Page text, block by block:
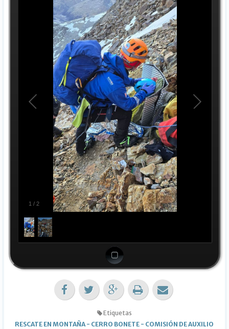
1 /2
Etiquetas
RESCATE EN MONTAÑA - CERRO BONETE - COMISIÓN DE AUXILIO